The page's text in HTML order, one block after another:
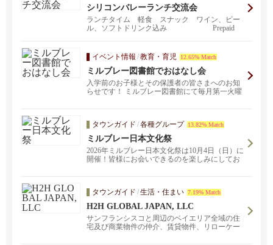
シリコンバレーランチ交流会
ランチタイム 軽食 スナック ワイン、ビー
ル、ソフトドリンク込み Prepaid
イベント情報 /教育・育児 12.65% Match
ミルブレー図書館でおはなし会
入学前のお子様とその保護者の皆さまへのお知
らせです！ ミルブレー図書館にて毎月第一火曜
タウンガイド /各種グループ 13.82% Match
ミルブレー日本文化祭
2026年ミルブレー日本文化祭は10月4日（日）に
開催！皆様にお会いできるのを楽しみにしてお
タウンガイド /生活・住まい 7.19% Match
H2H GLOBAL JAPAN, LLC
サンフランシスコと周辺のベイエリア全域の住
宅及び商業物件の仲介、賃貸物件、リローケー